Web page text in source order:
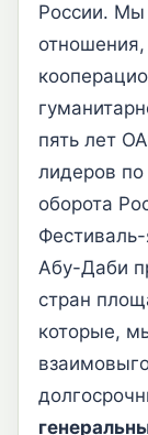
России. Мы
пять лет
лидеров
оборота
Абу-Даби
стран
которые,